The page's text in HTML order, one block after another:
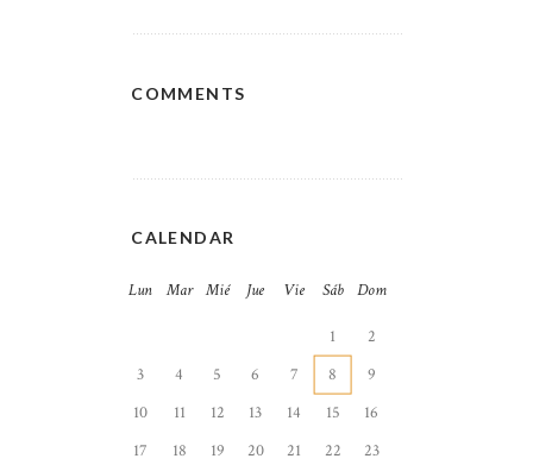
COMMENTS
CALENDAR
Lun Mar Mié Jue Vie Sáb Dom
1
2
3
4 5 6 7 8
9
10
11 12 13 14 15
16
17
18 19 20 21 22
23